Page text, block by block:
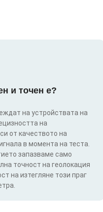
и точен е?
на устройствата на
на
от качеството на
в момента на теста.
запазваме само
точност на геолокация
на изтегляне този праг